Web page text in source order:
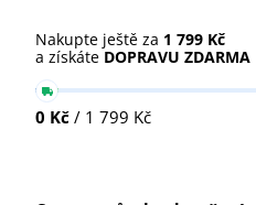
Nakupte ještě za 1 799 Kč
a získáte DOPRAVU ZDARMA
0 Kč / 1 799 Kč